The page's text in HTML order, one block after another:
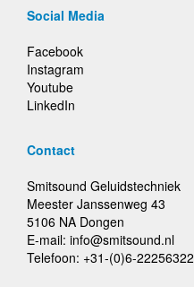
Social Media
Facebook
Instagram
Youtube
LinkedIn
Contact
Smitsound Geluidstechniek
Meester Janssenweg 43
5106 NA Dongen
E-mail: info@smitsound.nl
Telefoon: +31-(0)6-22256322